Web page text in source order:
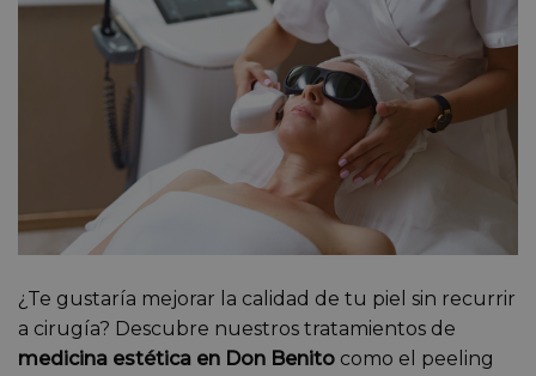
¿Te gustaría mejorar la calidad de tu piel sin recurrir
a cirugía? Descubre nuestros tratamientos de
medicina estética en Don Benito como el peeling